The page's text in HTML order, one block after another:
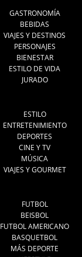
GASTRONOMÍA
BEBIDAS
VIAJES Y DESTINOS
PERSONAJES
BIENESTAR
ESTILO DE VIDA
JURADO
ESTILO
ENTRETENIMIENTO
DEPORTES
CINE Y TV
MÚSICA
VIAJES Y GOURMET
FUTBOL
BEISBOL
FUTBOL AMERICANO
BASQUETBOL
MÁS DEPORTE